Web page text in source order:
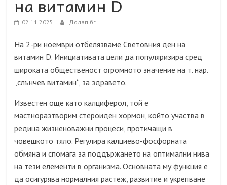
на витамин D
02.11.2025 Долап.бг
На 2-ри ноември отбелязваме Световния ден на
витамин D. Инициативата цели да популяризира сред
широката общественост огромното значение на т. нар.
„слънчев витамин“, за здравето.
Известен още като калциферол, той е
мастноразтворим стероиден хормон, който участва в
редица жизненоважни процеси, протичащи в
човешкото тяло. Регулира калциево-фосфорната
обмяна и спомага за поддържането на оптимални нива
на тези елементи в организма. Основната му функция е
да осигурява нормалния растеж, развитие и укрепване